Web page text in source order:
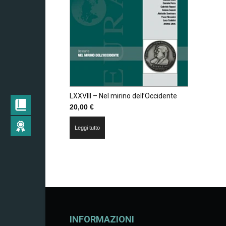
LXXVIII – Nel mirino dell’Occidente
20,00 €
Leggi tutto
INFORMAZIONI